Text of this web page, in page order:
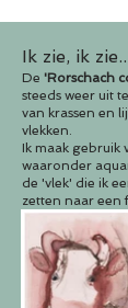
Ik zie, ik
De 'Rorschach
steeds weer uit
van krassen en
vlekken.
Ik maak gebruik
waaronder
de 'vlek' die ik
zetten naar een